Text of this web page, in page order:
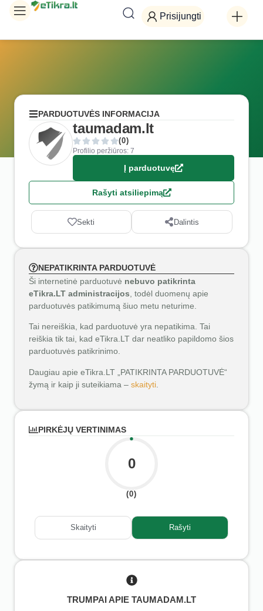
Prisijungti
PARDUOTUVĖS INFORMACIJA
taumadam.lt
(0)
Profilio peržiūros: 7
Į parduotuvę
Rašyti atsiliepimą
Sekti Dalintis
NEPATIKRINTA PARDUOTUVĖ
Ši internetinė parduotuvė nebuvo patikrinta
eTikra.LT administracijos , todėl duomenų apie
parduotuvės patikimumą šiuo metu neturime.
Tai nereiškia, kad parduotuvė yra nepatikima. Tai
reiškia tik tai, kad eTikra.LT dar neatliko papildomo šios
parduotuvės patikrinimo.
Daugiau apie eTikra.LT „PATIKRINTA PARDUOTUVĖ“
žymą ir kaip ji suteikiama – skaityti
PIRKĖJŲ VERTINIMAS
0
(0)
Skaityti Rašyti
TRUMPAI APIE TAUMADAM.LT